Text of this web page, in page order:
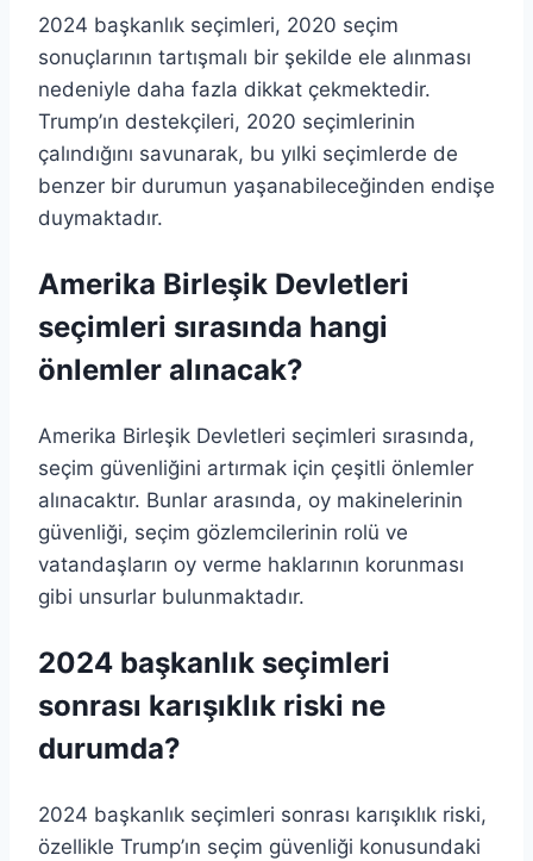
2024 başkanlık seçimleri, 2020 seçim
sonuçlarının tartışmalı bir şekilde ele alınması
nedeniyle daha fazla dikkat çekmektedir.
Trump’ın destekçileri, 2020 seçimlerinin
çalındığını savunarak, bu yılki seçimlerde de
benzer bir durumun yaşanabileceğinden endişe
duymaktadır.
Amerika Birleşik Devletleri
seçimleri sırasında hangi
önlemler alınacak?
Amerika Birleşik Devletleri seçimleri sırasında,
seçim güvenliğini artırmak için çeşitli önlemler
alınacaktır. Bunlar arasında, oy makinelerinin
güvenliği, seçim gözlemcilerinin rolü ve
vatandaşların oy verme haklarının korunması
gibi unsurlar bulunmaktadır.
2024 başkanlık seçimleri
sonrası karışıklık riski ne
durumda?
2024 başkanlık seçimleri sonrası karışıklık riski,
özellikle Trump’ın seçim güvenliği konusundaki